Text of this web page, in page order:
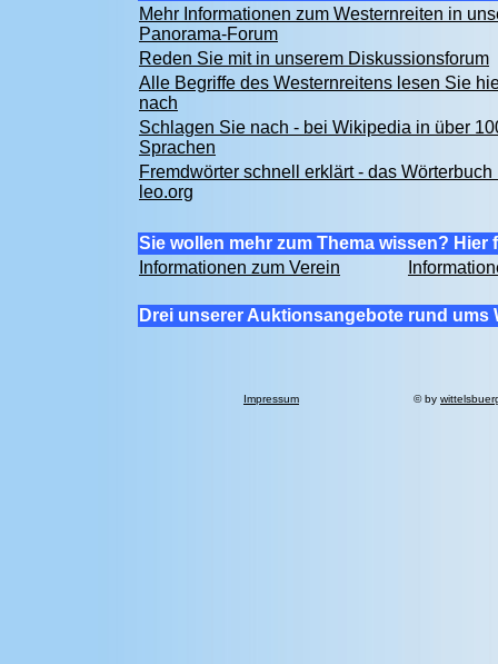
Mehr Informationen zum Westernreiten in
Panorama-Forum
Reden Sie mit in unserem Diskussionsforum
Alle Begriffe des Westernreitens lesen Sie
nach
Schlagen Sie nach - bei Wikipedia in über
Sprachen
Fremdwörter schnell erklärt - das Wörterbuch
leo.org
Sie wollen mehr zum Thema wissen? Hier
Informationen zum Verein
Drei unserer Auktionsangebote rund ums
Impressum © by